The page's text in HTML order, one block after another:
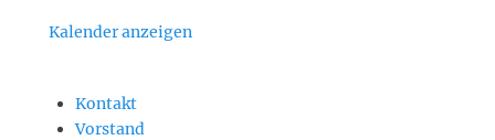
Kalender anzeigen
Kontakt
Vorstand